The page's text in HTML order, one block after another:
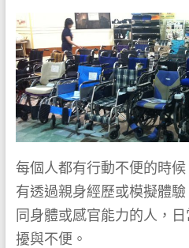
每個人都有行動不便的時
有透過親身經歷或模擬體
同身體或感官能力的人，
擾與不便。